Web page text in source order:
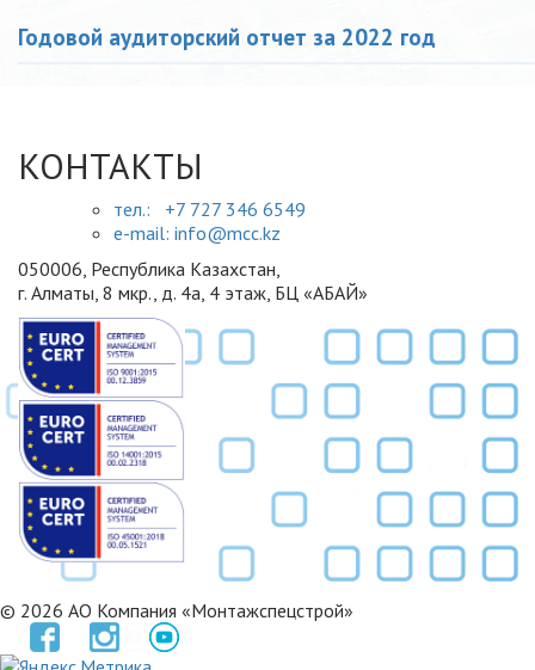
Годовой аудиторский отчет за 2022 год
КОНТАКТЫ
тел.: +7 727 346 6549
e-mail: info@mcc.kz
050006, Республика Казахстан,
г. Алматы, 8 мкр., д. 4а, 4 этаж, БЦ «АБАЙ»
© 2026 АО Компания «Монтажспецстрой»